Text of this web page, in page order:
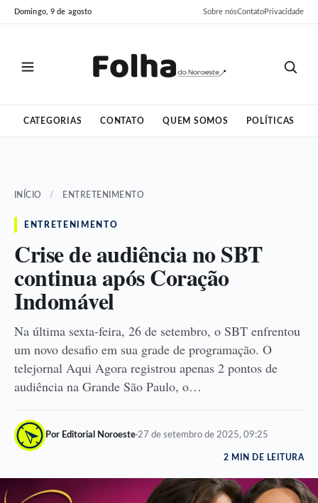
Pular
para
Pular
para
Domingo, 9 de agosto Sobre nósContatoPrivacidade
CATEGORIAS CONTATO QUEM SOMOS POLÍTICAS
INÍCIO / ENTRETENIMENTO
ENTRETENIMENTO
Crise de audiência no SBT
continua após Coração
Indomável
Na última sexta-feira, 26 de setembro, o SBT enfrentou
um novo desafio em sua grade de programação. O
telejornal Aqui Agora registrou apenas 2 pontos de
audiência na Grande São Paulo, o…
Por Editorial Noroeste·27 de setembro de 2025, 09:25
2 MIN DE LEITURA